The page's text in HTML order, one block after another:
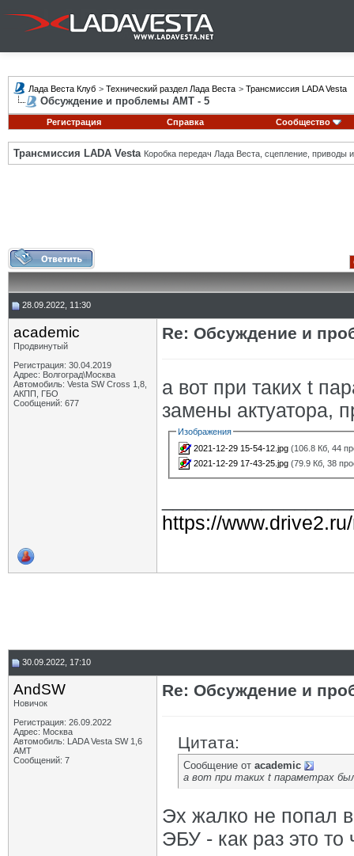
Лада Веста Клуб > Технический раздел Лада Веста > Трансмиссия LADA Vesta
Обсуждение и проблемы АМТ - 5
Регистрация Справка Сообщество
Трансмиссия LADA Vesta Коробка передач Лада Веста, сцепление, приводы и
28.09.2022, 11:30
academic
Продвинутый
Регистрация: 30.04.2019
Адрес: Волгоград\Москва
Автомобиль: Vesta SW Cross 1,8,
АКПП, ГБО
Сообщений: 677
Re: Обсуждение и
а вот при таких t
замены актуатора,
Изображения
2021-12-29 15-54-12.jpg (106.8 Кб, 44
2021-12-29 17-43-25.jpg (79.9 Кб, 38
https://
30.09.2022, 17:10
AndSW
Новичок
Регистрация: 26.09.2022
Адрес: Москва
Автомобиль: LADA Vesta SW 1,6
АМТ
Сообщений: 7
Re: Обсуждение и
Цитата:
Сообщение от academic
а вот при таких t параметрах
Эх жалко не попал
ЭБУ - как раз это